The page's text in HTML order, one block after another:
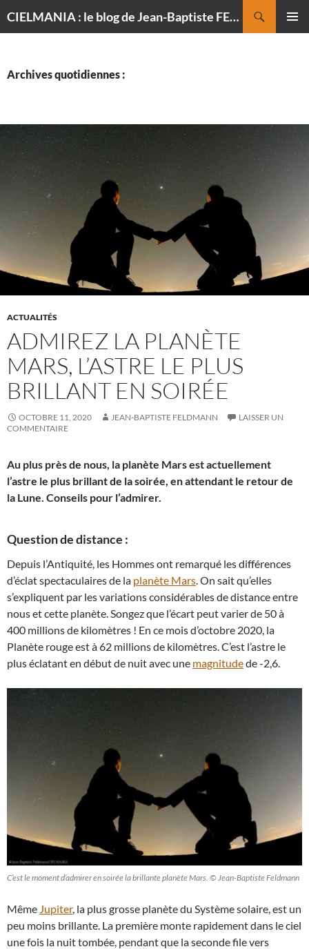
CIELMANIA : le blog de Jean-Baptiste FELDMANN, photographe du ciel
Archives quotidiennes :
ACTUALITÉS
ADMIREZ LA PLANÈTE
MARS, L’ASTRE LE PLUS
BRILLANT EN SOIRÉE
OCTOBRE 11, 2020 JEAN-BAPTISTE FELDMANN
LAISSER UN
COMMENTAIRE
Au plus près de nous, la planète Mars est actuellement
l’astre le plus brillant de la soirée, en attendant le retour de
la Lune. Conseils pour l’admirer.
Question de distance :
Depuis l’Antiquité, les Hommes ont remarqué les différences
d’éclat spectaculaires de la planète Mars. On sait qu’elles
s’expliquent par les variations considérables de distance entre
nous et cette planète. Songez que l’écart peut varier de 50 à
400 millions de kilomètres ! En ce mois d’octobre 2020, la
Planète rouge est à 62 millions de kilomètres. C’est l’astre le
plus éclatant en début de nuit avec une magnitudede -2,6.
C’est le moment d’admirer en soirée la brillante planète Mars. © Jean-Baptiste Feldmann
Même Jupiter, la plus grosse planète du Système solaire, est un
peu moins brillante. La première monte rapidement dans le ciel
une fois la nuit tombée, pendant que la seconde file vers